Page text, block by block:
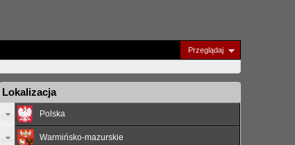
Przeglądaj
Lokalizacja
Polska
Warmińsko-mazurskie